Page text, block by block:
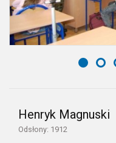
Henryk Magnuski
Odsłony: 1912